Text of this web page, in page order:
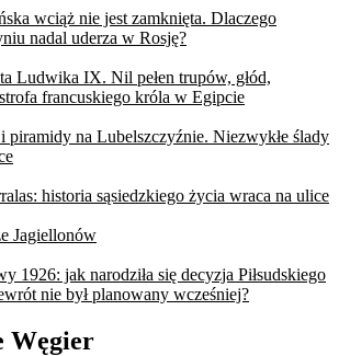
wciąż nie jest zamknięta. Dlaczego
nadal uderza w Rosję?
Ludwika IX. Nil pełen trupów, głód,
francuskiego króla w Egipcie
piramidy na Lubelszczyźnie. Niezwykłe ślady
historia sąsiedzkiego życia wraca na ulice
Jagiellonów
1926: jak narodziła się decyzja Piłsudskiego
nie był planowany wcześniej?
Węgier